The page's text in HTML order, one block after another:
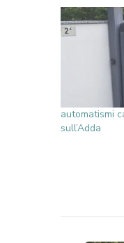
automatismi
sull’Adda